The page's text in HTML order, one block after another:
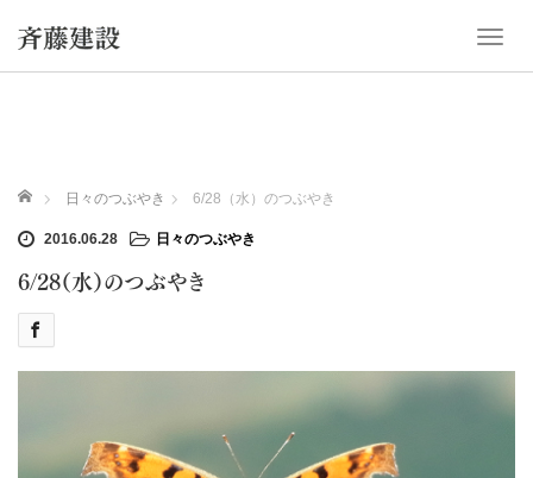
T
ホーム 日々のつぶやき 6/28（水）のつぶやき
2016.06.28 日々のつぶやき
6/28（水）のつぶやき